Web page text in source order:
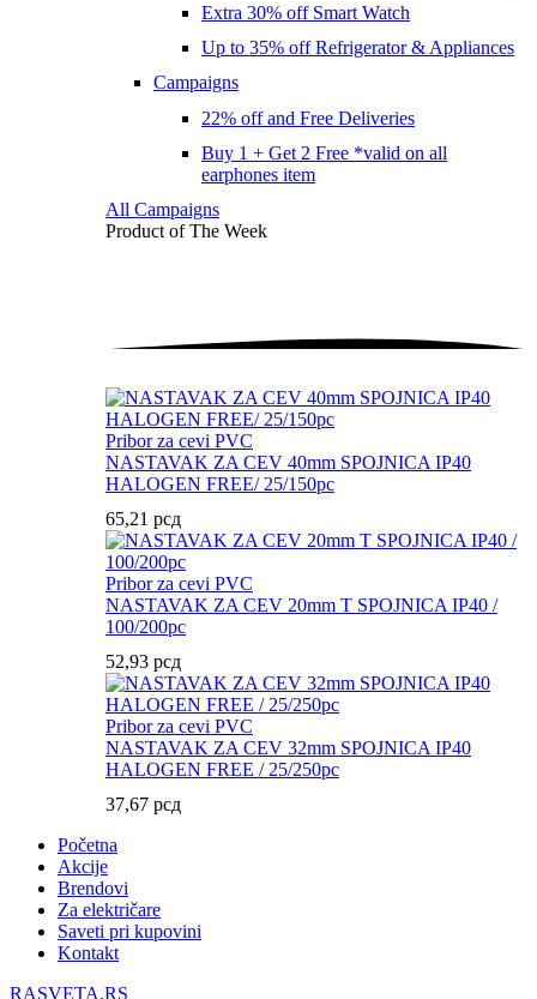
Extra 30% off Smart Watch
Up to 35% off Refrigerator & Appliances
Campaigns
22% off and Free Deliveries
Buy 1 + Get 2 Free *valid on all
earphones item
All Campaigns
Product of The Week
Pribor za cevi PVC
NASTAVAK ZA CEV 40mm SPOJNICA IP40
HALOGEN FREE/ 25/150pc
65,21 рсд
Pribor za cevi PVC
NASTAVAK ZA CEV 20mm T SPOJNICA IP40 /
100/200pc
52,93 рсд
Pribor za cevi PVC
NASTAVAK ZA CEV 32mm SPOJNICA IP40
HALOGEN FREE / 25/250pc
37,67 рсд
Početna
Akcije
Brendovi
Za električare
Saveti pri kupovini
Kontakt
RASVETA.RS